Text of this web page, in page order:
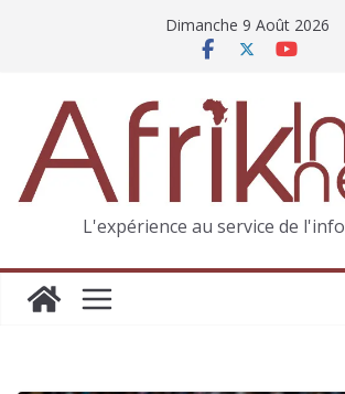
Dimanche 9 Août 2026
L'expérience au service de